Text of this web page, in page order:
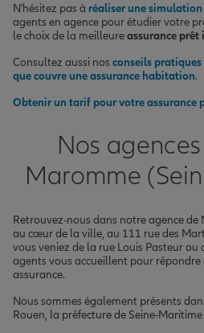
N'hésitez pas à réaliser une
agents en agence pour étudier votre
le choix de la meilleureassurance
Consultez aussi nos conseils
que couvre une assurance habitation.
Obtenir un tarif pour votre assurance
Nos
Maromme
Retrouvez-nous dans notre agence
au cœur de la ville, au 111 rue des
vous veniez de la rue Louis Pasteur ou
agents vous accueillent pour répondre
assurance.
Nous sommes également présents
Rouen, la préfecture de Seine-Maritime